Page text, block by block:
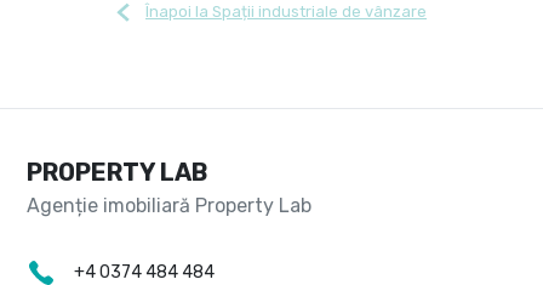
Înapoi la Spații industriale de vânzare
PROPERTY LAB
+4 0374 484 484